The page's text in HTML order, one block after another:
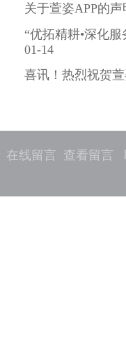
关于萱姿APP的
“优拓精耕•深化
01-14
喜讯！热烈祝贺
在线留言 查看留言